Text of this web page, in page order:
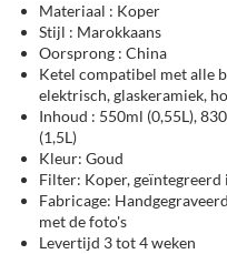
Materiaal : Koper
Stijl : Marokkaans
Oorsprong : China
Ketel compatibel met alle
elektrisch, glaskeramiek,
Inhoud : 550ml (0,55L),
(1,5L)
Kleur: Goud
Filter: Koper,
Fabricage:
met de foto's
Levertijd 3 tot 4 weken